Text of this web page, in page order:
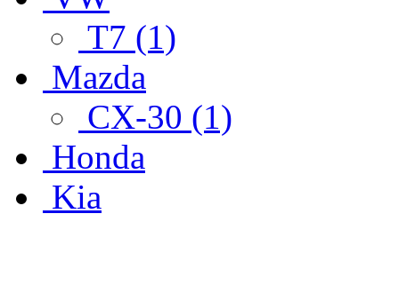
T7 (1)
Mazda
CX-30 (1)
Honda
Kia